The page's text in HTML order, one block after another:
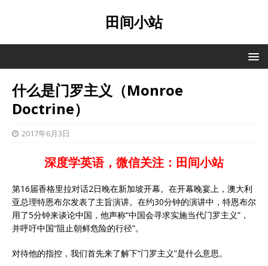
田间小站
什么是门罗主义（Monroe
Doctrine）
2017年6月3日
深度学英语，微信关注：田间小站
第16届香格里拉对话2日晚在新加坡开幕。在开幕晚宴上，澳大利
亚总理特恩布尔发表了主旨演讲。在约30分钟的演讲中，特恩布尔
用了5分钟来谈论中国，他声称“中国会寻求实施当代门罗主义”，
并呼吁中国“阻止朝鲜危险的行径”。
对待他的指控，我们首先来了解下“门罗主义”是什么意思。